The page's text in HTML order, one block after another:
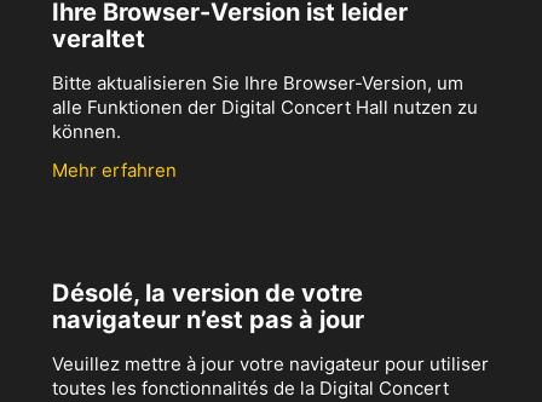
Ihre Browser-Version ist leider
veraltet
Bitte aktualisieren Sie Ihre Browser-Version, um
alle Funktionen der Digital Concert Hall nutzen zu
können.
Mehr erfahren
Désolé, la version de votre
navigateur n’est pas à jour
Veuillez mettre à jour votre navigateur pour utiliser
toutes les fonctionnalités de la Digital Concert